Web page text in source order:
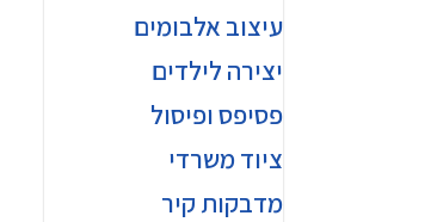
עיצוב אלבומים
יצירה לילדים
פסיפס ופיסול
ציוד משרדי
מדבקות קיר